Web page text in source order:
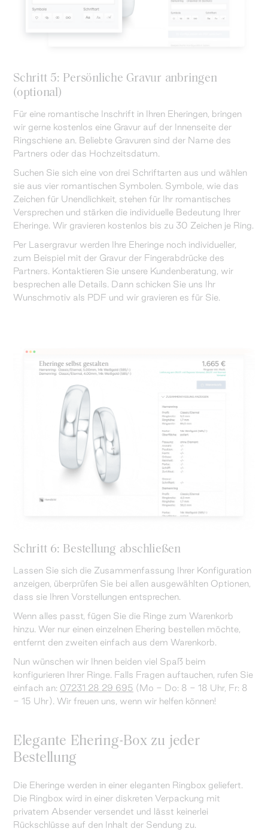
Schritt 5: Persönliche Gravur anbringen
(optional)
Für eine romantische Inschrift in Ihren Eheringen, bringen
wir gerne kostenlos eine Gravur auf der Innenseite der
Ringschiene an. Beliebte Gravuren sind der Name des
Partners oder das Hochzeitsdatum.
Suchen Sie sich eine von drei Schriftarten aus und wählen
sie aus vier romantischen Symbolen. Symbole, wie das
Zeichen für Unendlichkeit, stehen für Ihr romantisches
Versprechen und stärken die individuelle Bedeutung Ihrer
Eheringe. Wir gravieren kostenlos bis zu 30 Zeichen je Ring.
Per Lasergravur werden Ihre Eheringe noch individueller,
zum Beispiel mit der Gravur der Fingerabdrücke des
Partners. Kontaktieren Sie unsere Kundenberatung, wir
besprechen alle Details. Dann schicken Sie uns Ihr
Wunschmotiv als PDF und wir gravieren es für Sie.
Schritt 6: Bestellung abschließen
Lassen Sie sich die Zusammenfassung Ihrer Konfiguration
anzeigen, überprüfen Sie bei allen ausgewählten Optionen,
dass sie Ihren Vorstellungen entsprechen.
Wenn alles passt, fügen Sie die Ringe zum Warenkorb
hinzu. Wer nur einen einzelnen Ehering bestellen möchte,
entfernt den zweiten einfach aus dem Warenkorb.
Nun wünschen wir Ihnen beiden viel Spaß beim
konfigurieren Ihrer Ringe. Falls Fragen auftauchen, rufen Sie
einfach an: 07231 28 29 695 (Mo - Do: 8 - 18 Uhr, Fr: 8
- 15 Uhr). Wir freuen uns, wenn wir helfen können!
Elegante Ehering-Box zu jeder
Bestellung
Die Eheringe werden in einer eleganten Ringbox geliefert.
Die Ringbox wird in einer diskreten Verpackung mit
privatem Absender versendet und lässt keinerlei
Rückschlüsse auf den Inhalt der Sendung zu.